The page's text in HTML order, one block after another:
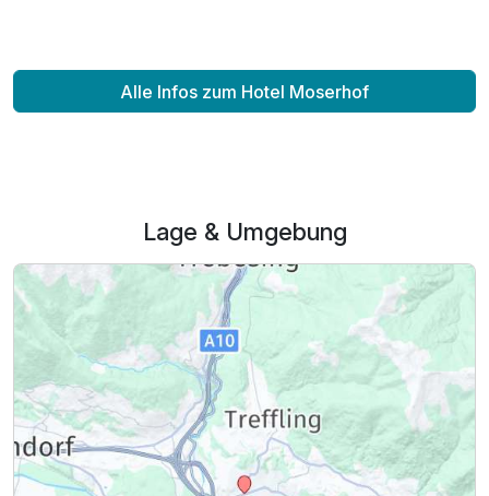
Ausstattung
Zusatznächte
Für 4 Tage p.P. ab417,00 €
Alle Infos zum Hotel Moserhof
Lage & Umgebung